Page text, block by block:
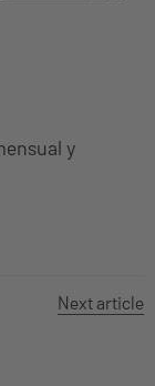
y
Next article